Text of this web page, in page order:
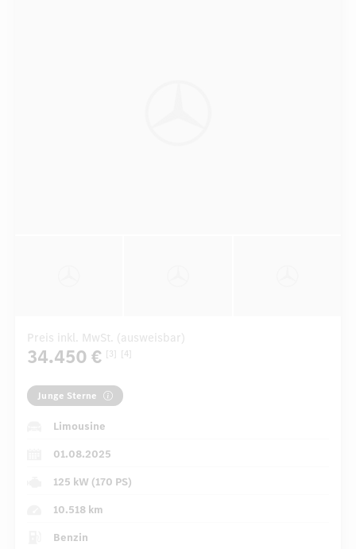
Preis inkl. MwSt. (ausweisbar)
34.450 € [3] [4]
Junge Sterne
Limousine
01.08.2025
125 kW (170 PS)
10.518 km
Benzin